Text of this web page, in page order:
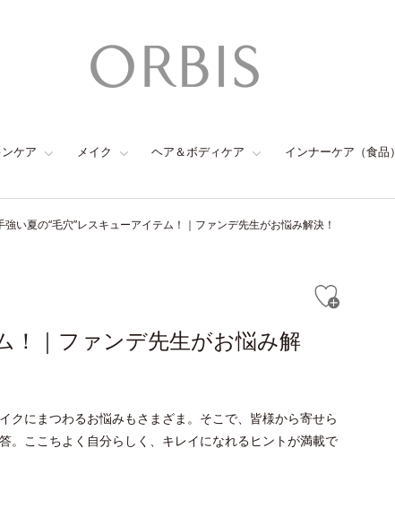
ケア メイク ヘア＆ボディケア インナーケア（食品）
強い夏の“毛穴”レスキューアイテム！｜ファンデ先生がお悩み解決！
！｜ファンデ先生がお悩み解
クにまつわるお悩みもさまざま。そこで、皆様から寄せら
。ここちよく自分らしく、キレイになれるヒントが満載で